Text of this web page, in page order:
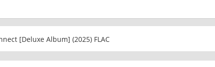
[Deluxe Album] (2025) FLAC